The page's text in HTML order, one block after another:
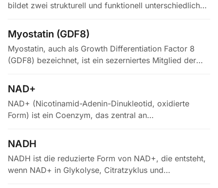
bildet zwei strukturell und funktionell unterschiedliche
Gerüstuntereinheit Raptor…
Myostatin (GDF8)
Myostatin, auch als Growth Differentiation Factor 8
(GDF8) bezeichnet, ist ein sezerniertes Mitglied der
Regulator der…
NAD+
NAD+ (Nicotinamid-Adenin-Dinukleotid, oxidierte
Form) ist ein Coenzym, das zentral an
und als Substrat für Sirtuine, PARPs…
NADH
NADH ist die reduzierte Form von NAD+, die entsteht,
wenn NAD+ in Glykolyse, Citratzyklus und